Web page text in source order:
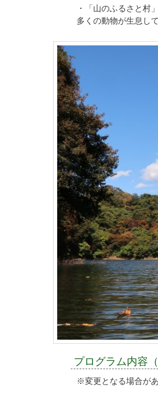
・「山のふるさと村
多くの動物が生息し
プログラム内容
※変更となる場合が